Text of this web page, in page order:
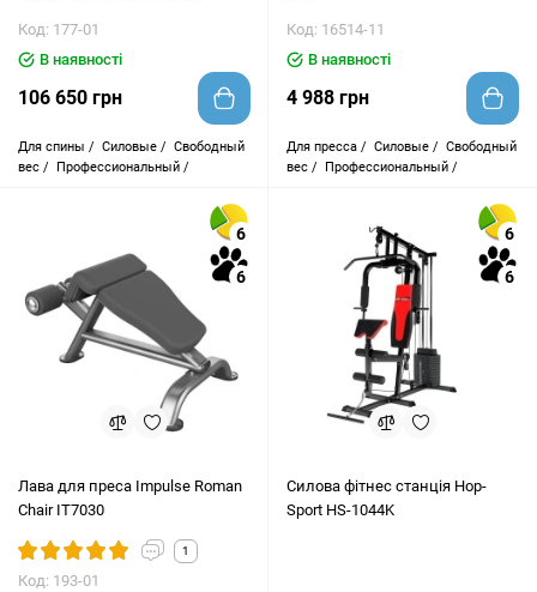
Код: 177-01
В наявності
106 650 грн
Для спины / Силовые / Свободный
вес /
Профессиональный /
Код: 16514-11
В наявності
4 988 грн
Для пресса / Силовые / Свободный
вес /
Профессиональный /
6
6
Лава для преса Impulse Roman
Chair IT7030
1
Код: 193-01
6
6
Силова фітнес станція Hop-
Sport HS-1044K